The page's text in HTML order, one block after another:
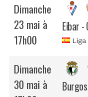
Dimanche
23 mai à
17h00
Eibar -
Liga
Dimanche
30 mai à